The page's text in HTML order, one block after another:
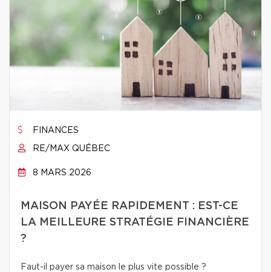
FINANCES
RE/MAX QUÉBEC
8 MARS 2026
MAISON PAYÉE RAPIDEMENT : EST-CE
LA MEILLEURE STRATÉGIE FINANCIÈRE
?
Faut-il payer sa maison le plus vite possible ?